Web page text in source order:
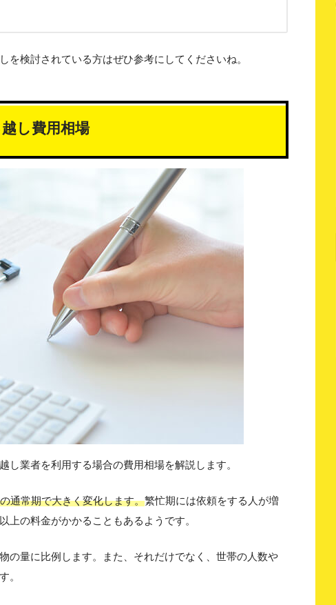
を検討されている方はぜひ参考にしてくださいね。
し費用相場
し業者を利用する場合の費用相場を解説します。
通常期で大きく変化します。繁忙期には依頼をする人が増
上の料金がかかることもあるようです。
の量に比例します。また、それだけでなく、世帯の人数や
。